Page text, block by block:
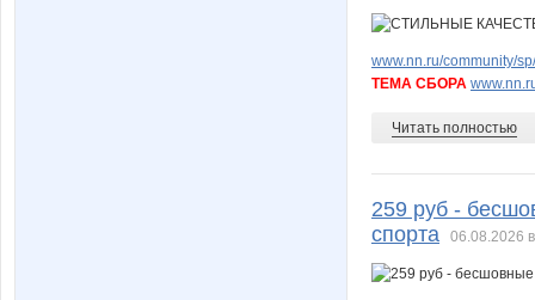
www.nn.ru/community/
ТЕМА СБОРА
Читать полностью
259 руб -
спорта
06.08.2026